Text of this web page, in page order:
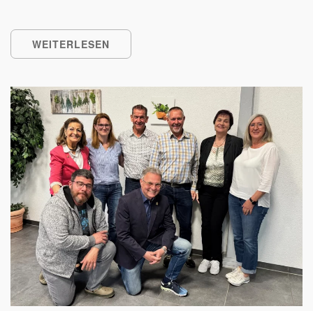
WEITERLESEN